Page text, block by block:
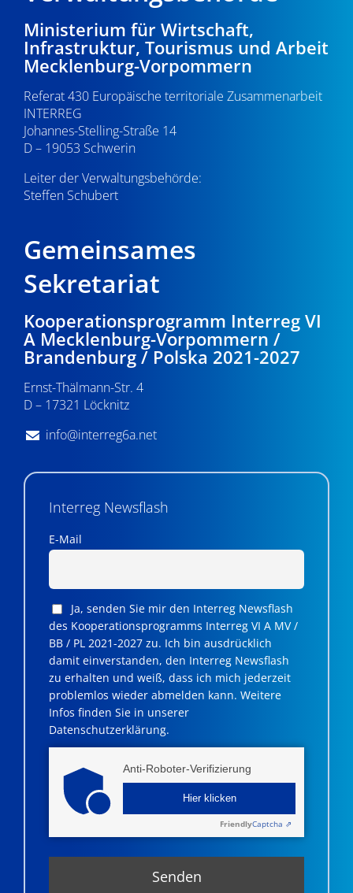
Ministerium für Wirtschaft,
Infrastruktur, Tourismus und Arbeit
Mecklenburg-Vorpommern
Referat 430 Europäische territoriale Zusammenarbeit
INTERREG
Johannes-Stelling-Straße 14
D – 19053 Schwerin
Leiter der Verwaltungsbehörde:
Steffen Schubert
Gemeinsames
Sekretariat
Kooperationsprogramm Interreg VI
A Mecklenburg-Vorpommern /
Brandenburg / Polska 2021-2027
Ernst-Thälmann-Str. 4
D – 17321 Löcknitz
info@interreg6a.net
Interreg Newsflash
E-Mail
Ja, senden Sie mir den Interreg Newsflash
des Kooperationsprogramms Interreg VI A MV /
BB / PL 2021-2027 zu. Ich bin ausdrücklich
damit einverstanden, den Interreg Newsflash
zu erhalten und weiß, dass ich mich jederzeit
problemlos wieder abmelden kann. Weitere
Infos finden Sie in unserer
Datenschutzerklärung.
Anti-Roboter-Verifizierung
Hier klicken
FriendlyCaptcha ⇗